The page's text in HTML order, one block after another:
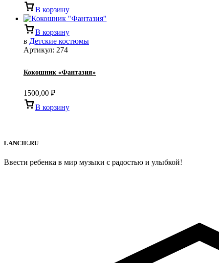
В корзину
В корзину
в Детские костюмы
Артикул: 274
Кокошник «Фантазия»
1500,00 ₽
В корзину
LANCIE.RU
Ввести ребенка в мир музыки с радостью и улыбкой!